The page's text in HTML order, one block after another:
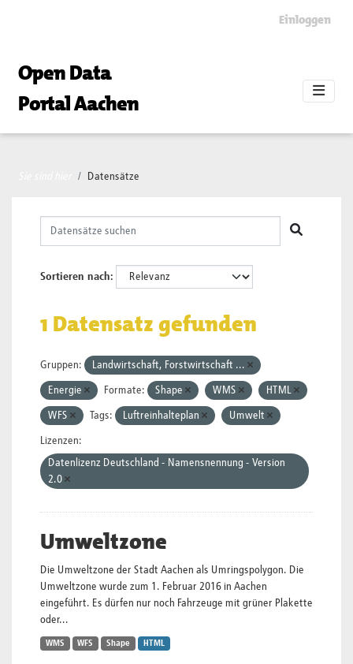
Einloggen
Open Data
Portal Aachen
Datensätze
Sortieren nach
1 Datensatz gefunden
Gruppen: Landwirtschaft, Forstwirtschaft ...
Energie Formate: Shape WMS HTML
WFS Tags: Luftreinhalteplan Umwelt
Lizenzen:
Datenlizenz Deutschland - Namensnennung - Version
2.0
Umweltzone
Die Umweltzone der Stadt Aachen als Umringspolygon. Die
Umweltzone wurde zum 1. Februar 2016 in Aachen
eingeführt. Es dürfen nur noch Fahrzeuge mit grüner Plakette
oder...
WMS WFS Shape HTML